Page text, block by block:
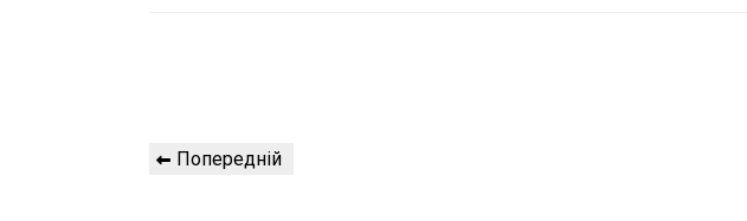
Навігація
записів
Попередній
Попередній